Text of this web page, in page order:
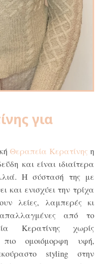
για
Θεραπεία Κερατίνης η
και είναι ιδιαίτερα
Η σύστασή της με
και ενισχύει την τρίχα
λείες, λαμπερές κι
απαλλαγμένες από το
Κερατίνης χωρίς
ομοιόμορφη υφή,
styling στην